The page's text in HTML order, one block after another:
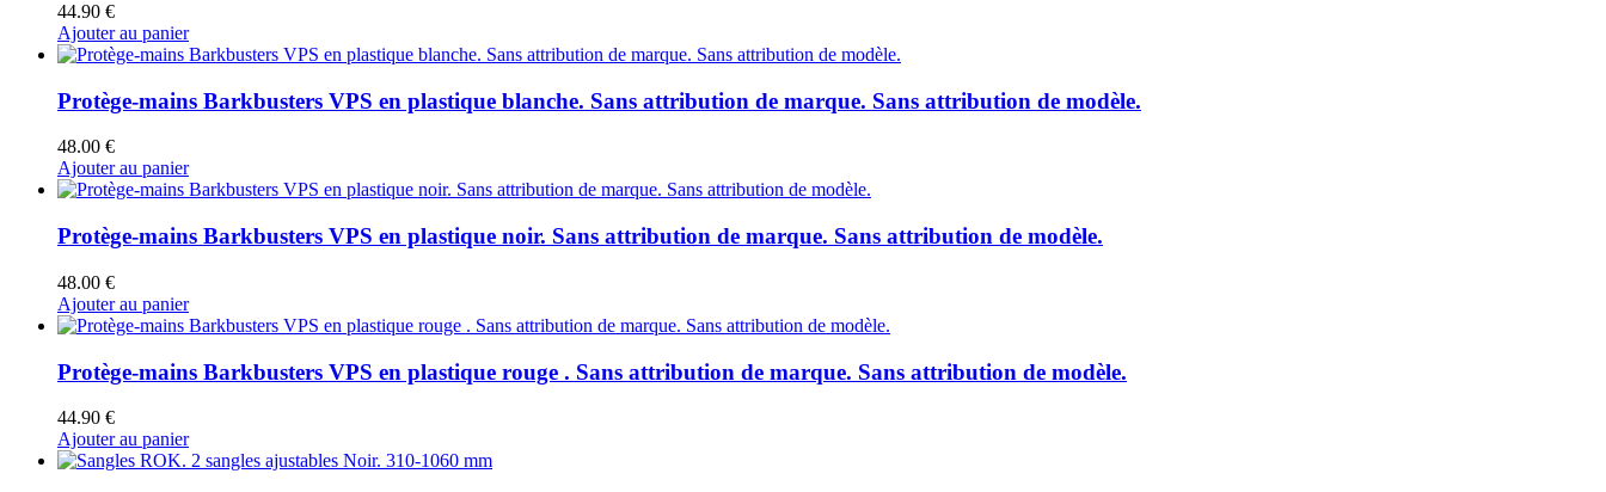
44.90 €
Ajouter au panier
Protège-mains Barkbusters VPS en plastique blanche. Sans attribution de marque. Sans attribution de modèle.
48.00 €
Ajouter au panier
Protège-mains Barkbusters VPS en plastique noir. Sans attribution de marque. Sans attribution de modèle.
48.00 €
Ajouter au panier
Protège-mains Barkbusters VPS en plastique rouge . Sans attribution de marque. Sans attribution de modèle.
44.90 €
Ajouter au panier